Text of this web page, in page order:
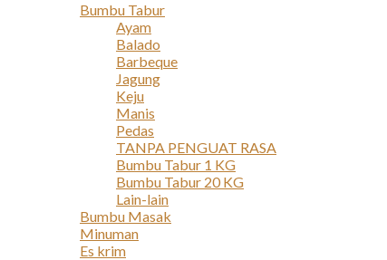
Bumbu Tabur
Ayam
Balado
Barbeque
Jagung
Keju
Manis
Pedas
TANPA PENGUAT RASA
Bumbu Tabur 1 KG
Bumbu Tabur 20 KG
Lain-lain
Bumbu Masak
Minuman
Es krim